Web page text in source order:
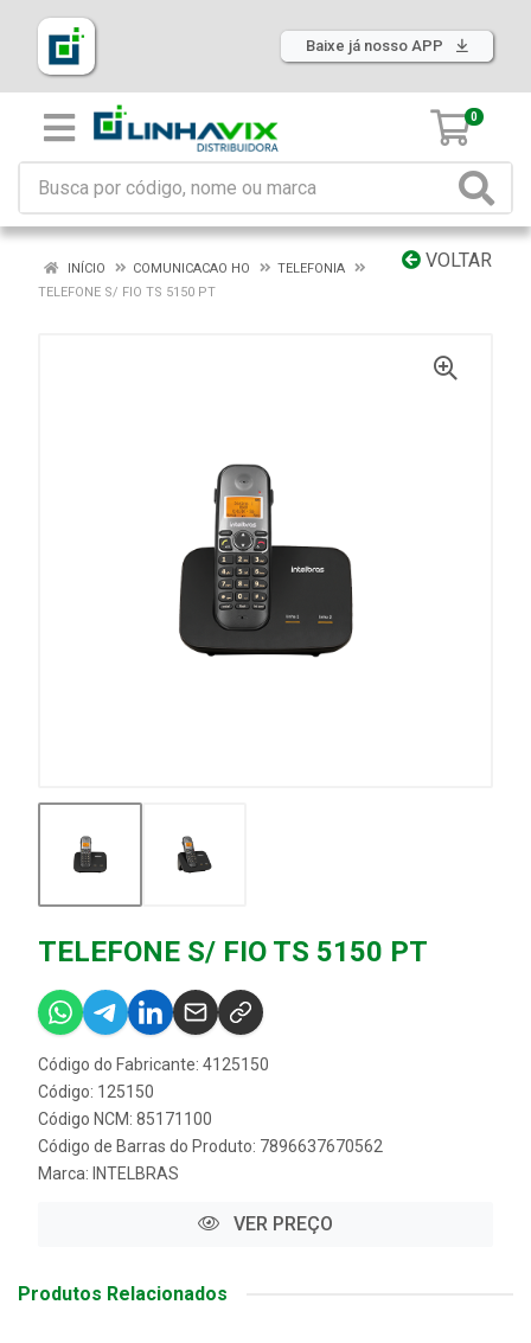
Baixe já nosso APP
0
VOLTAR
INÍCIO COMUNICACAO HO
TELEFONIA
TELEFONE S/ FIO TS 5150 PT
TELEFONE S/ FIO TS 5150 PT
Código do Fabricante: 4125150
Código: 125150
Código NCM: 85171100
Código de Barras do Produto: 7896637670562
Marca: INTELBRAS
VER PREÇO
Produtos Relacionados